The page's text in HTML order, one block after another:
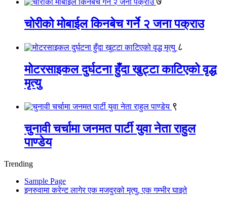
चोरीको मोबाईल किनबेच गर्ने २ जना पक्राउ
८
मोटरसाइकल दुर्घटना हुँदा खुट्टा काटिएको वृद्ध
मृत्यु
९
चुनावी चर्चामा जनमत पार्टी युवा नेता राहुल
पाण्डेय
Trending
Sample Page
इनरुवामा करेन्ट लागेर एक मजदुरको मृत्यु, एक गम्भीर घाइते